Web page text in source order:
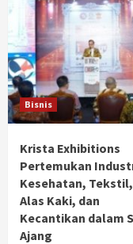
Bisnis
Krista Exhibitions
Pertemukan
Kesehatan, Tekstil,
Alas Kaki, dan
Kecantikan dalam
Ajang